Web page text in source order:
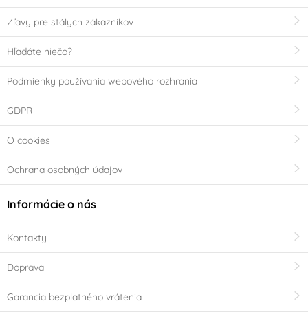
Zľavy pre stálych zákazníkov
Hľadáte niečo?
Podmienky používania webového rozhrania
GDPR
O cookies
Ochrana osobných údajov
Informácie o nás
Kontakty
Doprava
Garancia bezplatného vrátenia